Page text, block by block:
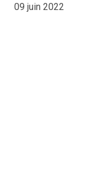
09 juin 2022